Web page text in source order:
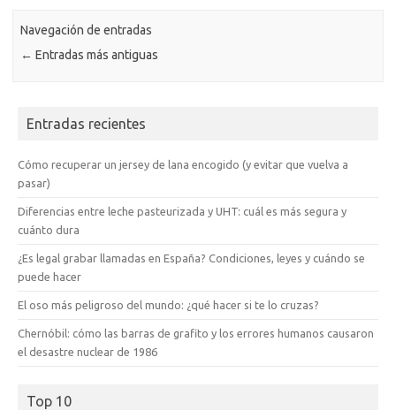
Navegación de entradas
← Entradas más antiguas
Entradas recientes
Cómo recuperar un jersey de lana encogido (y evitar que vuelva a
pasar)
Diferencias entre leche pasteurizada y UHT: cuál es más segura y
cuánto dura
¿Es legal grabar llamadas en España? Condiciones, leyes y cuándo se
puede hacer
El oso más peligroso del mundo: ¿qué hacer si te lo cruzas?
Chernóbil: cómo las barras de grafito y los errores humanos causaron
el desastre nuclear de 1986
Top 10